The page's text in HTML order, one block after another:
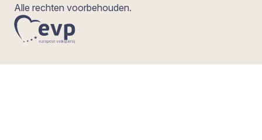
Alle rechten voorbehouden.